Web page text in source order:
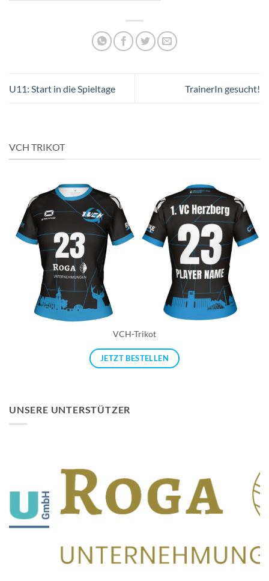
U11: Start in die Spieltage TrainerIn gesucht!
VCH TRIKOT
VCH-Trikot
JETZT BESTELLEN
UNSERE UNTERSTÜTZER